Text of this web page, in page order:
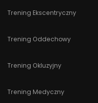
Trening Ekscentryczny
Trening Oddechowy
Trening Okluzyjny
Trening Medyczny